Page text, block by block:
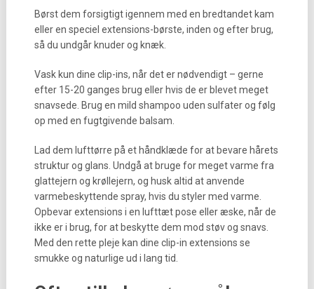
Børst dem forsigtigt igennem med en bredtandet kam
eller en speciel extensions-børste, inden og efter brug,
så du undgår knuder og knæk.
Vask kun dine clip-ins, når det er nødvendigt – gerne
efter 15-20 ganges brug eller hvis de er blevet meget
snavsede. Brug en mild shampoo uden sulfater og følg
op med en fugtgivende balsam.
Lad dem lufttørre på et håndklæde for at bevare hårets
struktur og glans. Undgå at bruge for meget varme fra
glattejern og krøllejern, og husk altid at anvende
varmebeskyttende spray, hvis du styler med varme.
Opbevar extensions i en lufttæt pose eller æske, når de
ikke er i brug, for at beskytte dem mod støv og snavs.
Med den rette pleje kan dine clip-in extensions se
smukke og naturlige ud i lang tid.